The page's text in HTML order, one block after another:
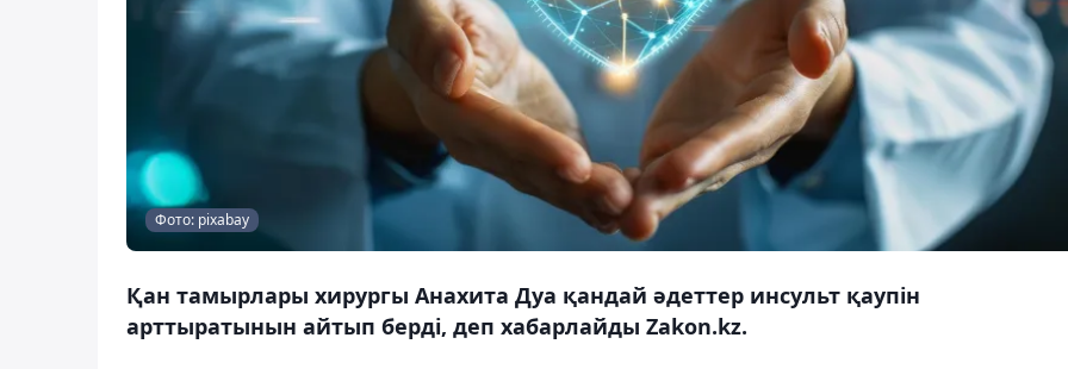
Фото: pixabay
Қан тамырлары хирургы Анахита Дуа қандай әдеттер инсульт қаупін
арттыратынын айтып берді, деп хабарлайды Zakon.kz.